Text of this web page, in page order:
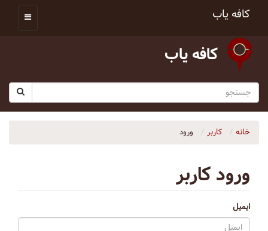
کافه یاب
کافه یاب
خانه کاربر ورود
ورود کاربر
ایمیل